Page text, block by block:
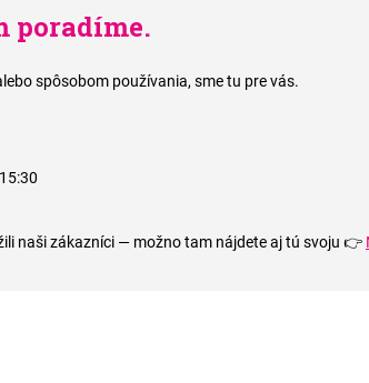
poradíme.
spôsobom používania, sme tu pre vás.
naši zákazníci — možno tam nájdete aj tú svoju 👉